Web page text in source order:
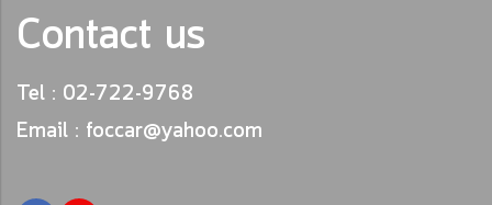
Contact us
Tel : 02-722-9768
Email : foccar@yahoo.com